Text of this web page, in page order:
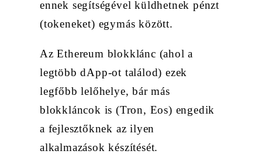
ennek segítségével küldhetnek pénzt
(tokeneket) egymás között.
Az Ethereum blokklánc (ahol a
legtöbb dApp-ot találod) ezek
legfőbb lelőhelye, bár más
blokkláncok is (Tron, Eos) engedik
a fejlesztőknek az ilyen
alkalmazások készítését.